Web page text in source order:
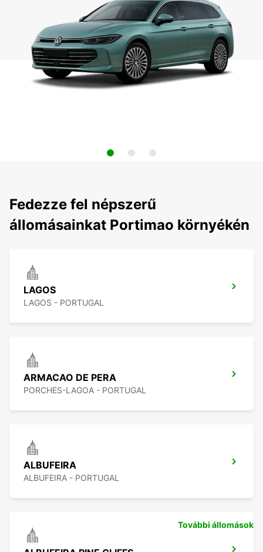
Fedezze fel népszerű
állomásainkat Portimao környékén
LAGOS
LAGOS - PORTUGAL
ARMACAO DE PERA
PORCHES-LAGOA - PORTUGAL
ALBUFEIRA
ALBUFEIRA - PORTUGAL
További állomások